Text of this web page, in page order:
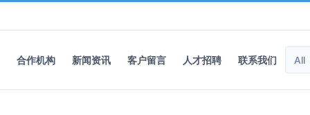
合作机构 新闻资讯 客户留言 人才招聘 联系我们